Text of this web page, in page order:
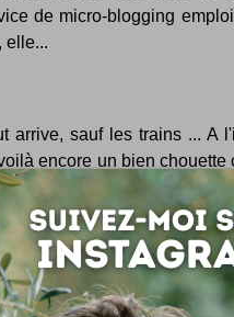
de micro-blogging
elle...
arrive, sauf les trains ... A
encore un bien chouette
site où les restaurants
... Rejoignez